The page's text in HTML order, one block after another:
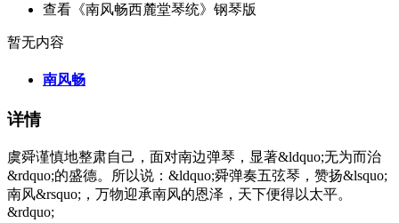
查看《南风畅西麓堂琴统》钢琴版
暂无内容
南风畅
详情
虞舜谨慎地整肃自己，面对南边弹琴，显著&ldquo;无为而治
&rdquo;的盛德。所以说：&ldquo;舜弹奏五弦琴，赞扬&lsquo;
南风&rsquo;，万物迎承南风的恩泽，天下便得以太平。
&rdquo;